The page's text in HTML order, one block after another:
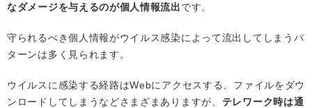
なダメージを与えるのが個人情報流出です。
守られるべき個人情報がウイルス感染によって流出してしまうパ
ターンは多く見られます。
ウイルスに感染する経路はWebにアクセスする、ファイルをダウ
ンロードしてしまうなどさまざまありますが、 テレワーク時は通